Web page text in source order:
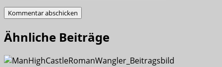
Ähnliche Beiträge